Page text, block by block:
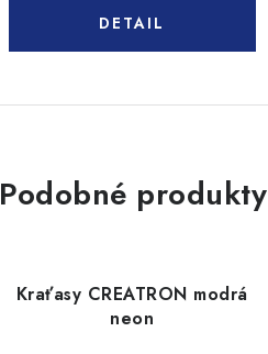
Podobné produkty
Kraťasy CREATRON modrá
neon